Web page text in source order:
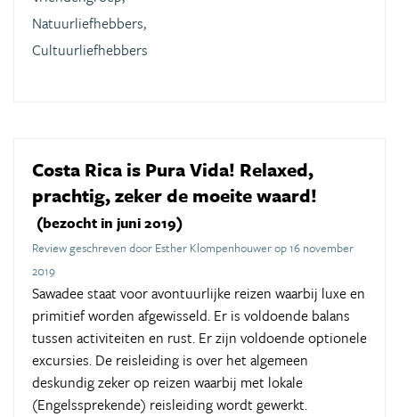
Natuurliefhebbers,
Cultuurliefhebbers
Costa Rica is Pura Vida! Relaxed,
prachtig, zeker de moeite waard!
(bezocht in juni 2019)
Review geschreven door Esther Klompenhouwer op 16 november
2019
Sawadee staat voor avontuurlijke reizen waarbij luxe en
primitief worden afgewisseld. Er is voldoende balans
tussen activiteiten en rust. Er zijn voldoende optionele
excursies. De reisleiding is over het algemeen
deskundig zeker op reizen waarbij met lokale
(Engelssprekende) reisleiding wordt gewerkt.